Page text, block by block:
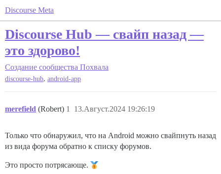
Discourse Meta
Discourse Hub — свайп назад —
это здорово!
Создание сообщества Похвала
discourse-hub, android-app
merefield (Robert) 13.Август.2024 19:26:19
1
Только что обнаружил, что на Android можно свайпнуть назад
из вида форума обратно к списку форумов.
Это просто потрясающе.